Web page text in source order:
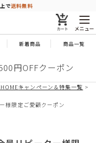
で送料無料
メニュー
新着商品 商品一覧
円OFFクーポン
キャンペーン＆特集一覧
様限定ご愛顧クーポン